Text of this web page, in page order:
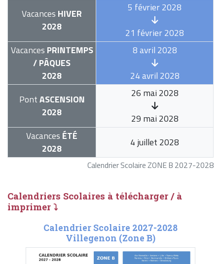
Calendrier Scolaire ZONE B 2027-2028
Vacances HIVER
2028
5 février 2028
21 février 2028
Vacances PRINTEMPS
/ PÂQUES
2028
8 avril 2028
24 avril 2028
PontASCENSION
2028
26 mai 2028
29 mai 2028
Vacances ÉTÉ
2028
4 juillet 2028
Calendriers Scolaires à télécharger / à
imprimer ⤵
Calendrier Scolaire 2027-2028
Villegenon (Zone B)